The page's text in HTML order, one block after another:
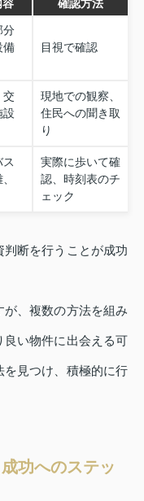
容 確認方法
分
備
目視で確認
交
設
現地での観察、
住民への聞き取
り
実際に歩いて確
認、時刻表のチ
ェック
断を行うことが成功
、複数の方法を組み
い物件に出会える可
見つけ、積極的に行
功へのステッ